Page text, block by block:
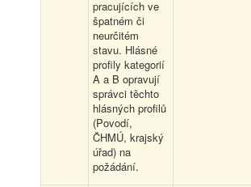
pracujících ve
špatném či
neurčitém
stavu. Hlásné
profily kategorií
A a B opravují
správci těchto
hlásných profilů
(Povodí,
ČHMÚ, krajský
úřad) na
požádání.